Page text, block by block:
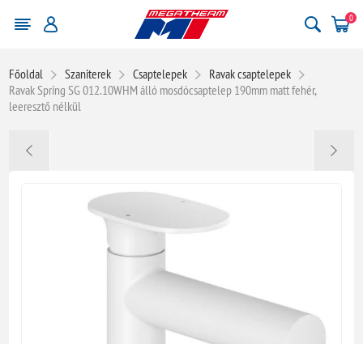
0
Főoldal Szaniterek Csaptelepek
Ravak csaptelepek
Ravak Spring SG 012.10WHM álló mosdócsaptelep 190mm matt fehér,
leeresztő nélkül